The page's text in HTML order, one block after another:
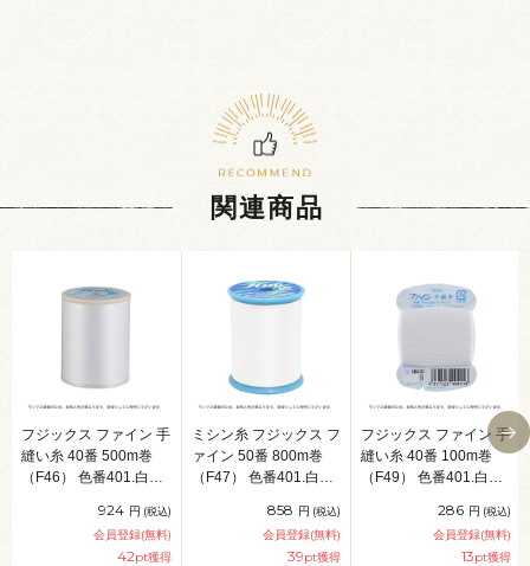
関連商品
フジックス ファイン 手
縫い糸 40番 500m巻
（F46） 色番401.白
924 円 (税込)
会員登録(無料)
42pt獲得
ミシン糸 フジックス フ
ァイン 50番 800m巻
（F47） 色番401.白
858 円 (税込)
会員登録(無料)
39pt獲得
フジックス ファイン 手
縫い糸 40番 100m巻
（F49） 色番401.白
286 円 (税込)
会員登録(無料)
13pt獲得